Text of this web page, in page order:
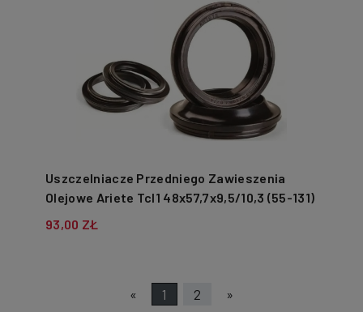
Uszczelniacze Przedniego Zawieszenia
Olejowe Ariete Tcl1 48x57,7x9,5/10,3 (55-131)
Ari139
93,00 ZŁ
« 1 2 »